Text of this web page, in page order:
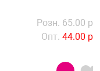
Розн. 65.00 р
Опт. 44.00 р